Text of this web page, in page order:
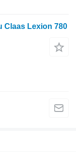
Claas Lexion 780